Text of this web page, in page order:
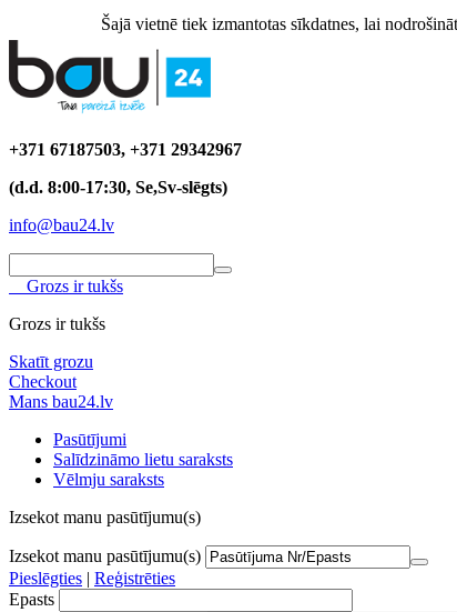
Šajā vietnē tiek izmantotas sīkdatnes, lai
+371 67187503, +371 29342967
(d.d. 8:00-17:30, Se,Sv-slēgts)
info@bau24.lv
Grozs ir tukšs
Grozs ir tukšs
Skatīt grozu
Checkout
Mans bau24.lv
Pasūtījumi
Salīdzināmo lietu saraksts
Vēlmju saraksts
Izsekot manu pasūtījumu(s)
Izsekot manu pasūtījumu(s)
Pieslēgties | Reģistrēties
Epasts